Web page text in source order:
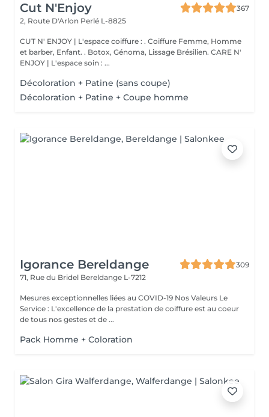
Cut N'Enjoy
367
2, Route D'Arlon Perlé L-8825
CUT N' ENJOY | L'espace coiffure : . Coiffure Femme, Homme
et barber, Enfant. . Botox, Génoma, Lissage Brésilien. CARE N'
ENJOY | L'espace soin : ...
Décoloration + Patine (sans coupe)
Décoloration + Patine + Coupe homme
Igorance Bereldange
309
71, Rue du Bridel Bereldange L-7212
Mesures exceptionnelles liées au COVID-19 Nos Valeurs Le
Service : L'excellence de la prestation de coiffure est au coeur
de tous nos gestes et de ...
Pack Homme + Coloration